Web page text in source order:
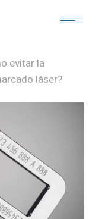
evitar la
láser?